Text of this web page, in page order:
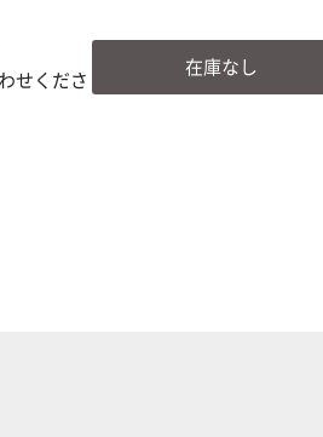
せくださ
在庫なし